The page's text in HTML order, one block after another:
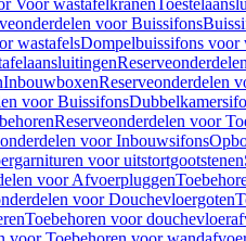
Voor wastafelkranen
voor Buissifons
wastafelsDompelbuissifons voor
InbouwboxenReserveonderdelen
voor Buissifons
Reserveonderdelen voor
voor Inbouwsifons
voor uitstortgootstenen
voor Afvoerpluggen
voor Douchevloergoten
Toebehoren voor